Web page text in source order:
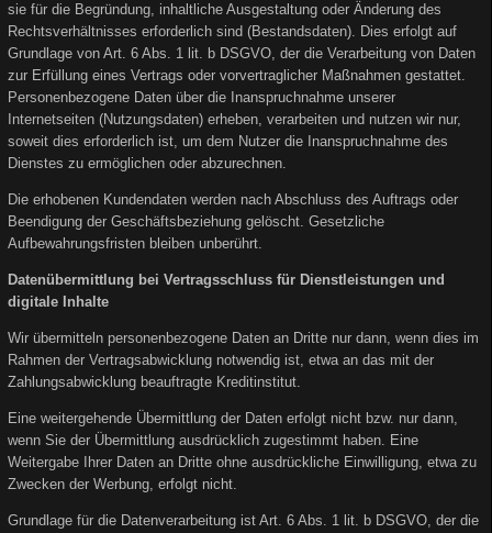
sie für die Begründung, inhaltliche Ausgestaltung oder Änderung des
Rechtsverhältnisses erforderlich sind (Bestandsdaten). Dies erfolgt auf
Grundlage von Art. 6 Abs. 1 lit. b DSGVO, der die Verarbeitung von Daten
zur Erfüllung eines Vertrags oder vorvertraglicher Maßnahmen gestattet.
Personenbezogene Daten über die Inanspruchnahme unserer
Internetseiten (Nutzungsdaten) erheben, verarbeiten und nutzen wir nur,
soweit dies erforderlich ist, um dem Nutzer die Inanspruchnahme des
Dienstes zu ermöglichen oder abzurechnen.
Die erhobenen Kundendaten werden nach Abschluss des Auftrags oder
Beendigung der Geschäftsbeziehung gelöscht. Gesetzliche
Aufbewahrungsfristen bleiben unberührt.
Datenübermittlung bei Vertragsschluss für Dienstleistungen und
digitale Inhalte
Wir übermitteln personenbezogene Daten an Dritte nur dann, wenn dies im
Rahmen der Vertragsabwicklung notwendig ist, etwa an das mit der
Zahlungsabwicklung beauftragte Kreditinstitut.
Eine weitergehende Übermittlung der Daten erfolgt nicht bzw. nur dann,
wenn Sie der Übermittlung ausdrücklich zugestimmt haben. Eine
Weitergabe Ihrer Daten an Dritte ohne ausdrückliche Einwilligung, etwa zu
Zwecken der Werbung, erfolgt nicht.
Grundlage für die Datenverarbeitung ist Art. 6 Abs. 1 lit. b DSGVO, der die